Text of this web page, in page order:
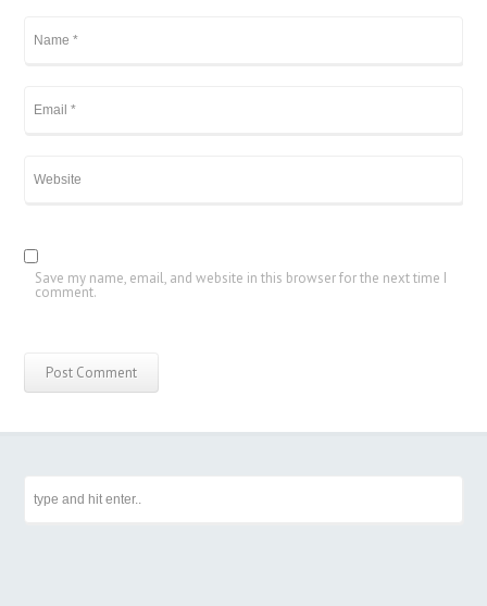
Save my name, email, and website in this browser for the next time I
comment.